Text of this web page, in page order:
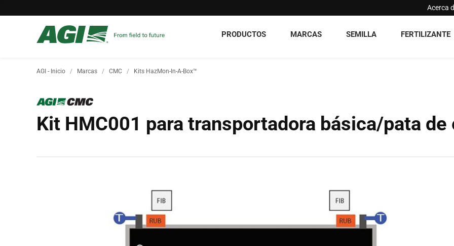
Acerca
PRODUCTOS MARCAS SEMILLA FERTILIZANTE
AGI - Inicio Marcas CMC Kits HazMon-In-A-Box™
Kit HMC001 para transportadora básica/pata de